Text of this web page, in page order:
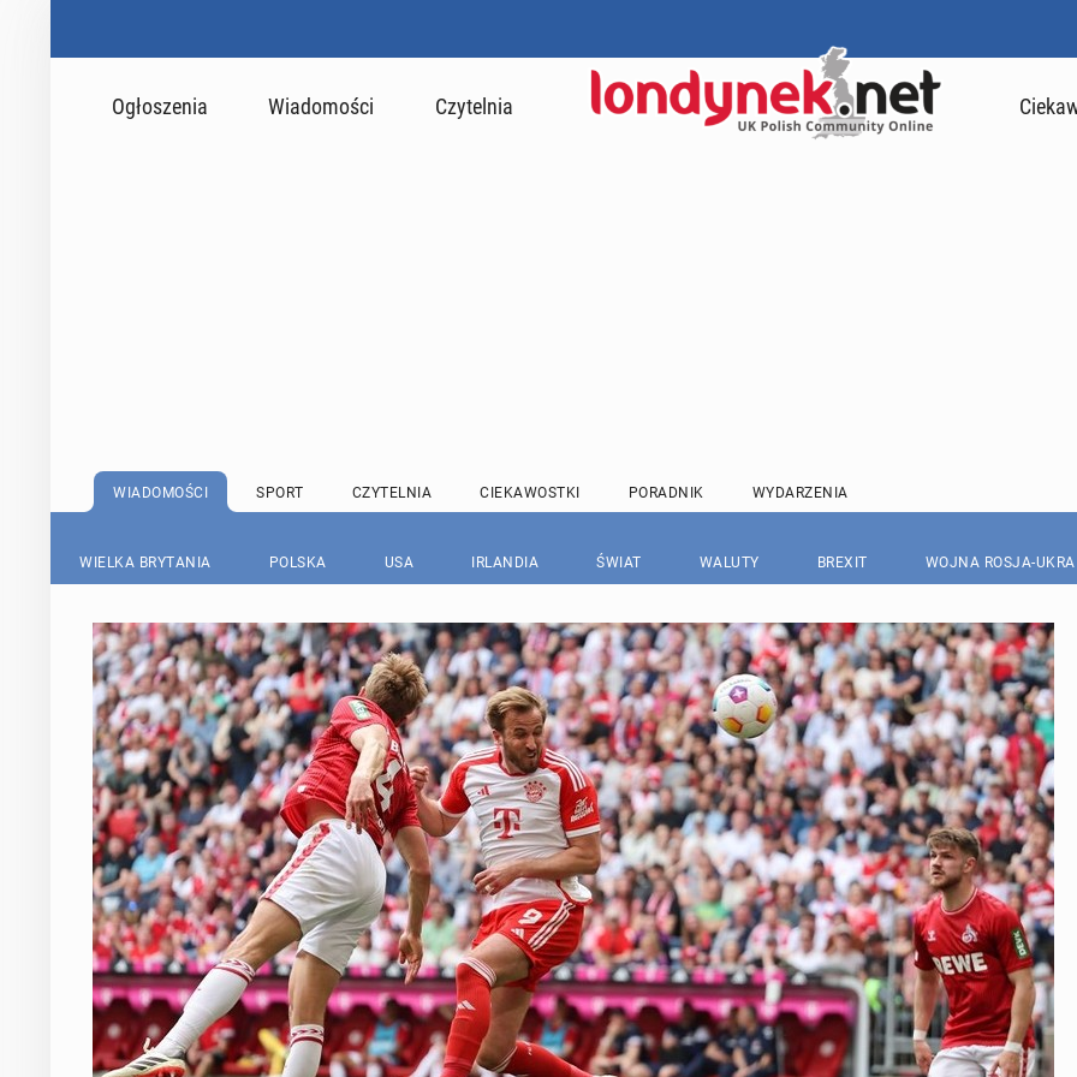
Ogłoszenia Wiadomości Czytelnia
WIADOMOŚCI SPORT CZYTELNIA CIEKAWOSTKI PORADNIK WYDARZENIA
WIELKA BRYTANIA POLSKA USA IRLANDIA ŚWIAT WALUTY BREXIT WOJNA ROSJA-